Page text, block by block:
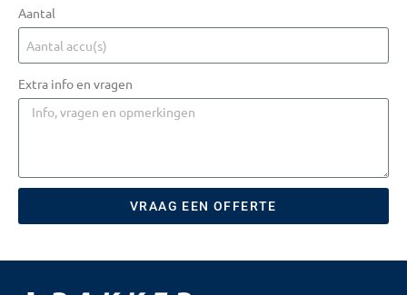
Aantal
Extra info en vragen
VRAAG EEN OFFERTE